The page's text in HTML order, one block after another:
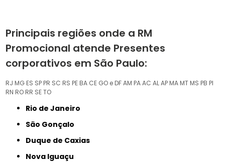
Principais regiões onde a RM
Promocional atende Presentes
corporativos em São Paulo:
RJ MG ES SP PR SC RS PE BA CE GO e DFAM PAAC ALAP MA MT MS PB PI
RN RO RR SETO
Rio de Janeiro
São Gonçalo
Duque de Caxias
Nova Iguaçu